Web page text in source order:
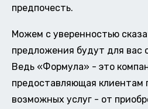
предпочесть.
Можем с уверенностью
предложения будут для вас
Ведь «Формула» - это
предоставляющая клиентам
возможных услуг - от